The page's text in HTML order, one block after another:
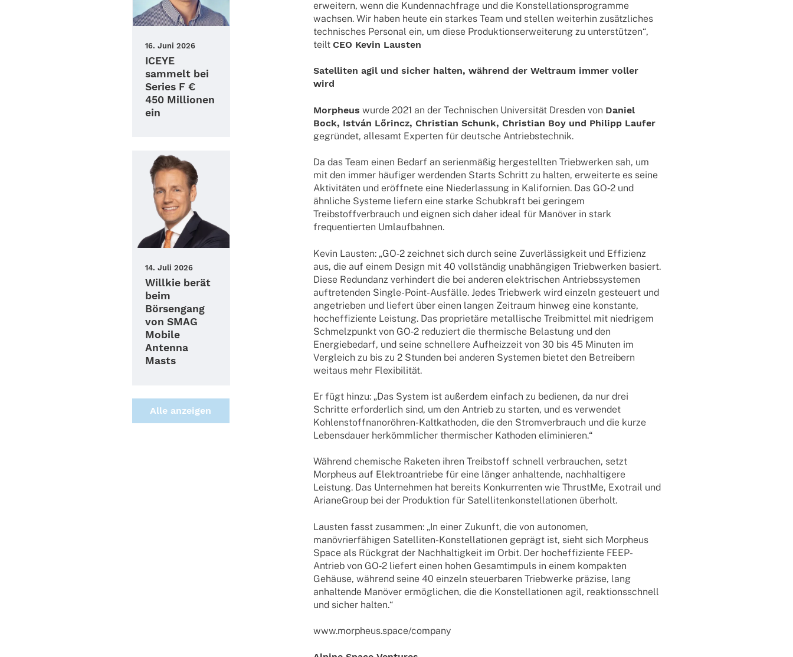
16. Juni 2026
ICEYE
sammelt bei
Series F €
450 Millionen
ein
14. Juli 2026
Willkie berät
beim
Börsengang
von SMAG
Mobile
Antenna
Masts
Alle anzei­gen
erwei­tern, wenn die Kunden­nach­frage und die Konstel­la­ti­ons­pro­gramme
wach­sen. Wir haben heute ein star­kes Team und stel­len weiter­hin zusätz­li­ches
tech­ni­sches Perso­nal ein, um diese Produk­ti­ons­er­wei­te­rung zu unter­stüt­zen“,
teilt CEO Kevin Lausten
Satel­li­ten agil und sicher halten, während der Welt­raum immer voller
wird
Morpheus wurde 2021 an der Tech­ni­schen Univer­si­tät Dres­den von Daniel
Bock, István Lőrincz, Chris­tian Schunk, Chris­tian Boy und Phil­ipp Laufer
gegrün­det, alle­samt Exper­ten für deut­sche Antriebstechnik.
Da das Team einen Bedarf an seri­en­mä­ßig herge­stell­ten Trieb­wer­ken sah, um
mit den immer häufi­ger werden­den Starts Schritt zu halten, erwei­terte es seine
Akti­vi­tä­ten und eröff­nete eine Nieder­las­sung in Kali­for­nien. Das GO‑2 und
ähnli­che Systeme liefern eine starke Schub­kraft bei gerin­gem
Treib­stoff­ver­brauch und eignen sich daher ideal für Manö­ver in stark
frequen­tier­ten Umlaufbahnen.
Kevin Laus­ten: „GO‑2 zeich­net sich durch seine Zuver­läs­sig­keit und Effi­zi­enz
aus, die auf einem Design mit 40 voll­stän­dig unab­hän­gi­gen Trieb­wer­ken basiert.
Diese Redun­danz verhin­dert die bei ande­ren elek­tri­schen Antriebs­sys­te­men
auftre­ten­den Single-Point-Ausfälle. Jedes Trieb­werk wird einzeln gesteu­ert und
ange­trie­ben und liefert über einen langen Zeit­raum hinweg eine konstante,
hoch­ef­fi­zi­ente Leis­tung. Das proprie­täre metal­li­sche Treib­mit­tel mit nied­ri­gem
Schmelz­punkt von GO‑2 redu­ziert die ther­mi­sche Belas­tung und den
Ener­gie­be­darf, und seine schnel­lere Aufheiz­zeit von 30 bis 45 Minu­ten im
Vergleich zu bis zu 2 Stun­den bei ande­ren Syste­men bietet den Betrei­bern
weit­aus mehr Flexibilität.
Er fügt hinzu: „Das System ist außer­dem einfach zu bedie­nen, da nur drei
Schritte erfor­der­lich sind, um den Antrieb zu star­ten, und es verwen­det
Kohlen­­stof­f­na­­no­­röh­­ren-Kalt­­ka­­tho­­den, die den Strom­ver­brauch und die kurze
Lebens­dauer herkömm­li­cher ther­mi­scher Katho­den eliminieren.“
Während chemi­sche Rake­ten ihren Treib­stoff schnell verbrau­chen, setzt
Morpheus auf Elek­tro­an­triebe für eine länger anhal­tende, nach­hal­ti­gere
Leis­tung. Das Unter­neh­men hat bereits Konkur­ren­ten wie ThrustMe, Exotrail und
Aria­ne­Group bei der Produk­tion für Satel­li­ten­kon­stel­la­tio­nen überholt.
Laus­ten fasst zusam­men: „In einer Zukunft, die von auto­no­men,
manö­vrier­fä­hi­gen Satel­­li­­ten-Konstel­la­­tio­­nen geprägt ist, sieht sich Morpheus
Space als Rück­grat der Nach­hal­tig­keit im Orbit. Der hoch­ef­fi­zi­ente FEEP-
Antrieb von GO‑2 liefert einen hohen Gesamt­im­puls in einem kompak­ten
Gehäuse, während seine 40 einzeln steu­er­ba­ren Trieb­werke präzise, lang
anhal­tende Manö­ver ermög­li­chen, die die Konstel­la­tio­nen agil, reak­ti­ons­schnell
und sicher halten.“
www.morpheus.space/company